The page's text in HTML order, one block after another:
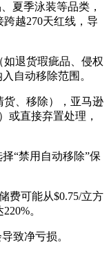
夏季泳装等品类，
越270天红线，导
退货瑕疵品、侵权
自动移除范围。
货、移除），亚马逊
或直接弃置处理，
“禁用自动移除”保
费可能从$0.75/立方
。
致净亏损。